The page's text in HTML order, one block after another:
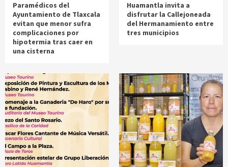
Paramédicos del
Ayuntamiento de Tlaxcala
evitan que menor sufra
complicaciones por
hipotermia tras caer en
una cisterna
Huamantla invita a
disfrutar la Callejoneada
del Hermanamiento entre
tres municipios